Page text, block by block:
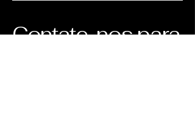
Contate-nos para